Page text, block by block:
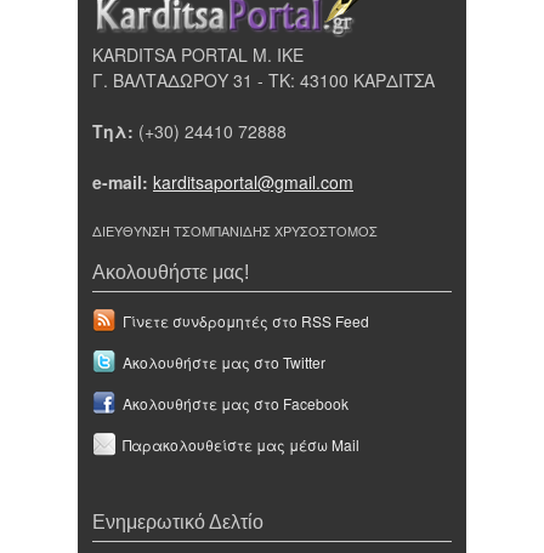
KARDITSA PORTAL Μ. ΙΚΕ
Γ. ΒΑΛΤΑΔΩΡΟΥ 31 - ΤΚ: 43100 ΚΑΡΔΙΤΣΑ
Τηλ: (+30) 24410 72888
e-mail: karditsaportal@gmail.com
ΔΙΕΥΘΥΝΣΗ ΤΣΟΜΠΑΝΙΔΗΣ ΧΡΥΣΟΣΤΟΜΟΣ
Ακολουθήστε μας!
Γίνετε συνδρομητές στο RSS Feed
Ακολουθήστε μας στο Twitter
Ακολουθήστε μας στο Facebook
Παρακολουθείστε μας μέσω Mail
Ενημερωτικό Δελτίο